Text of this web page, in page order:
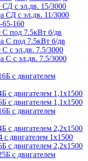
с эл.дв. 15/3000
СД с эл.дв. 11/3000
160
под 7.5кВт б/дв
С под 7.5кВт б/дв
с эл.дв. 7.5/3000
С с эл.дв. 7.5/3000
с двигателем
двигателем 1,1х1500
двигателем 1,1х1500
с двигателем
двигателем 2,2х1500
двигателем 1х1500
двигателем 2,2х1500
с двигателем